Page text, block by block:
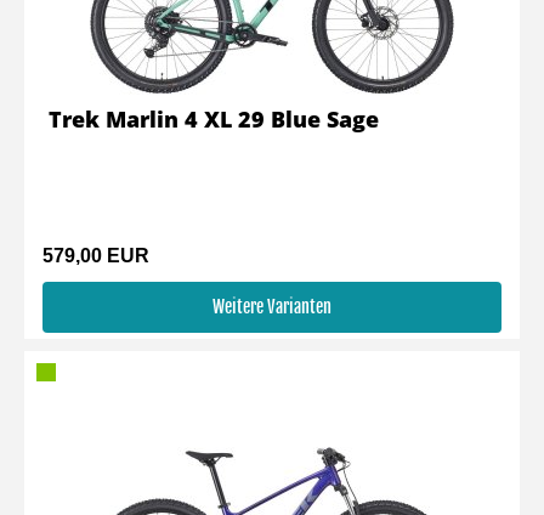
579,00 EUR
Weitere Varianten
Trek Marlin 4 XL 29 Blue Sage